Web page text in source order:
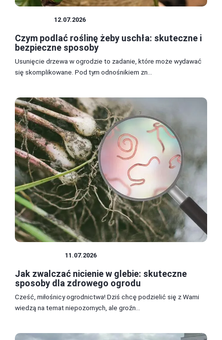
12.07.2026
Czym podlać roślinę żeby uschła: skuteczne i
bezpieczne sposoby
Usunięcie drzewa w ogrodzie to zadanie, które może wydawać
się skomplikowane. Pod tym odnośnikiem zn...
11.07.2026
Jak zwalczać nicienie w glebie: skuteczne
sposoby dla zdrowego ogrodu
Cześć, miłośnicy ogrodnictwa! Dziś chcę podzielić się z Wami
wiedzą na temat niepozornych, ale groźn...